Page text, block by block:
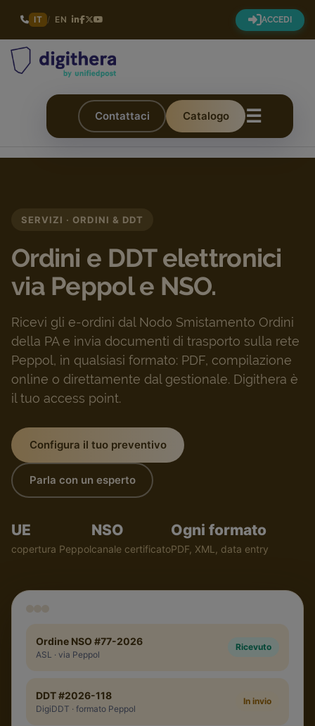
IT / EN ACCEDI
Contattaci Catalogo ☰
SERVIZI · ORDINI & DDT
Ordini e DDT elettronici
via Peppol e NSO.
Ricevi gli e-ordini dal Nodo Smistamento Ordini
della PA e invia documenti di trasporto sulla rete
Peppol, in qualsiasi formato: PDF, compilazione
online o direttamente dal gestionale. Digithera è
il tuo access point.
Configura il tuo preventivo
Parla con un esperto
UE
copertura Peppol
NSO
canale certificato
Ogni formato
PDF, XML, data entry
Ordine NSO #77-2026
ASL · via Peppol
Ricevuto
DDT #2026-118
DigiDDT · formato Peppol
In invio